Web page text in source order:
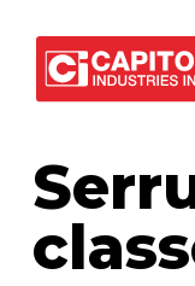
Retour aux